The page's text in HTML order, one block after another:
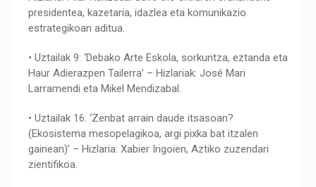
presidentea, kazetaria, idazlea eta komunikazio
estrategikoan aditua.
• Uztailak 9: ‘Debako Arte Eskola, sorkuntza, eztanda eta
Haur Adierazpen Tailerra’ – Hizlariak: José Mari
Larramendi eta Mikel Mendizabal.
• Uztailak 16: ‘Zenbat arrain daude itsasoan?
(Ekosistema mesopelagikoa, argi pixka bat itzalen
gainean)’ – Hizlaria: Xabier Irigoien, Aztiko zuzendari
zientifikoa.